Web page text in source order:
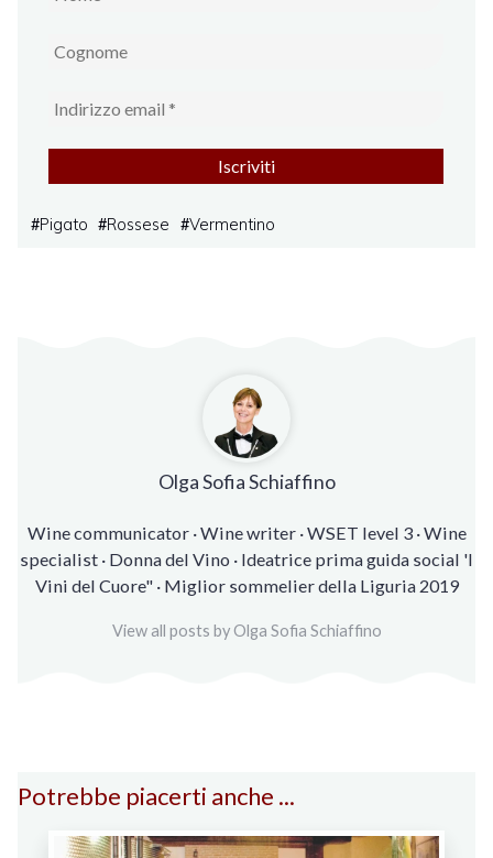
#Pigato #Rossese #Vermentino
Olga Sofia Schiaffino
Wine communicator · Wine writer · WSET level 3 · Wine
specialist · Donna del Vino · Ideatrice prima guida social 'I
Vini del Cuore" · Miglior sommelier della Liguria 2019
View all posts by Olga Sofia Schiaffino
Potrebbe piacerti anche ...